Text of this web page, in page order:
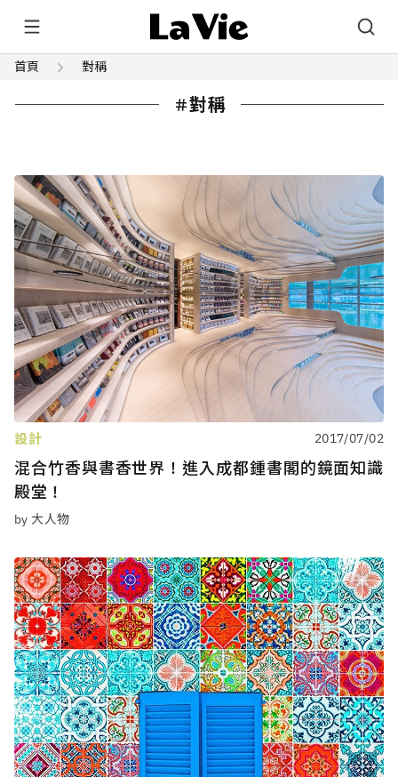
首頁 對稱
對稱
設計 2017/07/02
混合竹香與書香世界！進入成都鍾書閣的鏡面知識
殿堂！
by 大人物